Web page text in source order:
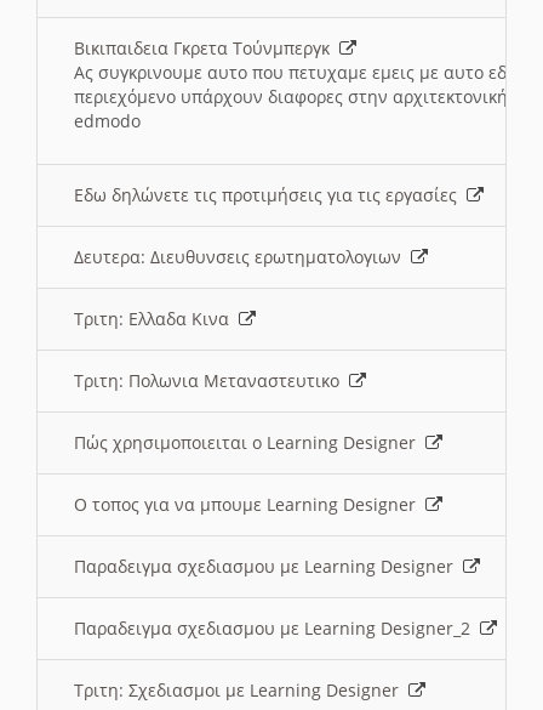
Βικιπαιδεια Γκρετα Τούνμπεργκ
Ας συγκρινουμε αυτο που πετυχαμε εμεις με αυτο εδω
περιεχόμενο υπάρχουν διαφορες στην αρχιτεκτονική
edmodo
Εδω δηλώνετε τις προτιμήσεις για τις εργασίες
Δευτερα: Διευθυνσεις ερωτηματολογιων
Τριτη: Ελλαδα Κινα
Τριτη: Πολωνια Μεταναστευτικο
Πώς χρησιμοποιειται ο Learning Designer
O τοπος για να μπουμε Learning Designer
Παραδειγμα σχεδιασμου με Learning Designer
Παραδειγμα σχεδιασμου με Learning Designer_2
Τριτη: Σχεδιασμοι με Learning Designer